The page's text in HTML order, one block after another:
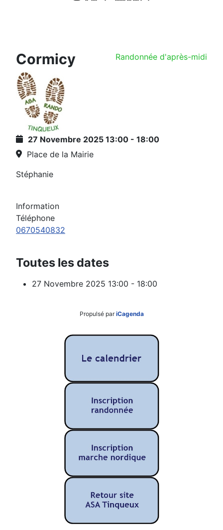
Cormicy Randonnée d'après-midi
27 Novembre 2025 13:00 - 18:00
Place de la Mairie
Stéphanie
Information
Téléphone
0670540832
Toutes les dates
27 Novembre 2025 13:00 - 18:00
Propulsé pariCagenda